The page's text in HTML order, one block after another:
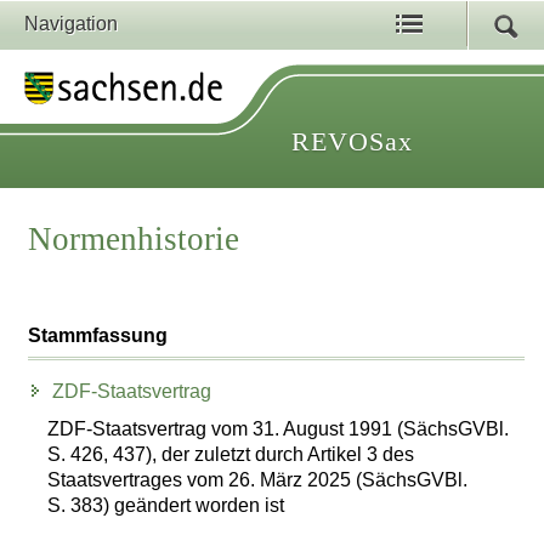
Navigation
REVOSax
Normenhistorie
Stammfassung
ZDF-Staatsvertrag
ZDF-Staatsvertrag vom 31. August 1991 (SächsGVBl.
S. 426, 437), der zuletzt durch Artikel 3 des
Staatsvertrages vom 26. März 2025 (SächsGVBl.
S. 383) geändert worden ist